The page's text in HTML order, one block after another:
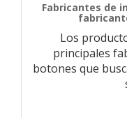
Fabricantes de
Los
principales
botones que